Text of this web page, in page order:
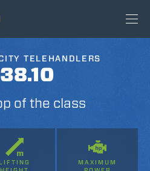
TELEHANDLERS
of the class
LIFTING
MAXIMUM